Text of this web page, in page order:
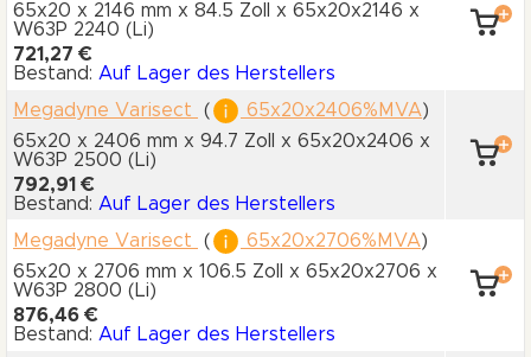
65x20 x 2146 mm x 84.5 Zoll x 65x20x2146 x
W63P 2240 (Li)
721,27 €
Bestand: Auf Lager des Herstellers
Megadyne Varisect
( 65x20x2406%MVA)
65x20 x 2406 mm x 94.7 Zoll x 65x20x2406 x
W63P 2500 (Li)
792,91 €
Bestand: Auf Lager des Herstellers
Megadyne Varisect
( 65x20x2706%MVA)
65x20 x 2706 mm x 106.5 Zoll x 65x20x2706 x
W63P 2800 (Li)
876,46 €
Bestand: Auf Lager des Herstellers